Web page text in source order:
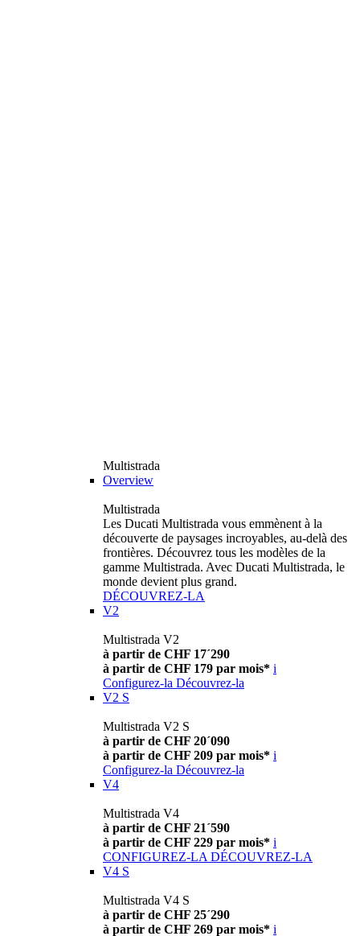
Multistrada
Overview
Multistrada
Les Ducati Multistrada vous emmènent à la
découverte de paysages incroyables, au-delà des
frontières. Découvrez tous les modèles de la
gamme Multistrada. Avec Ducati Multistrada, le
monde devient plus grand.
DÉCOUVREZ-LA
V2
Multistrada V2
à partir de CHF 17´290
à partir de CHF 179 par mois* i
Configurez-la Découvrez-la
V2 S
Multistrada V2 S
à partir de CHF 20´090
à partir de CHF 209 par mois* i
Configurez-la Découvrez-la
V4
Multistrada V4
à partir de CHF 21´590
à partir de CHF 229 par mois* i
CONFIGUREZ-LA DÉCOUVREZ-LA
V4 S
Multistrada V4 S
à partir de CHF 25´290
à partir de CHF 269 par mois* i